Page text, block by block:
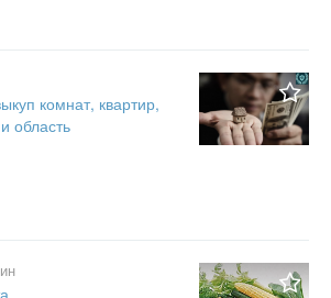
комнат, квартир,
область